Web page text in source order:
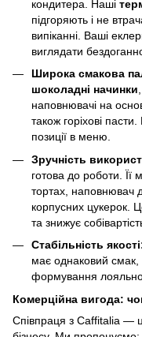
кондитера. Наші
підгоряють і не
випіканні. Ваші
виглядати
Широка смакова
шоколадні начинки
наповнювачі на
також горіхові
позиції в меню.
Зручність
готова до роботи.
тортах, наповнювач
корпусних цукерок.
та знижує
Стабільність
має однаковий смак,
формування
Комерційна вигода:
Співпраця з Caffitalia —